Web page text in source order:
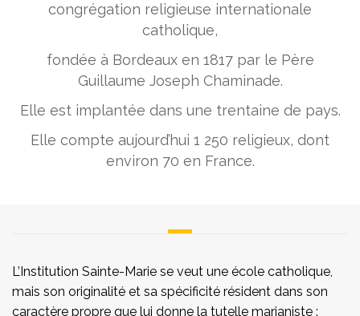
congrégation religieuse internationale
catholique,
fondée à Bordeaux en 1817 par le Père
Guillaume Joseph Chaminade.
Elle est implantée dans une trentaine de pays.
Elle compte aujourd’hui 1 250 religieux, dont
environ 70 en France.
L’Institution Sainte-Marie se veut une école catholique,
mais son originalité et sa spécificité résident dans son
caractère propre que lui donne la tutelle marianiste :